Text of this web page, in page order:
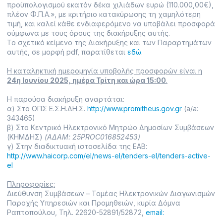
προϋπολογισμού εκατόν δέκα χιλιάδων ευρώ (110.000,00€),
πλέον Φ.Π.Α.», με κριτήριο κατακύρωσης τη χαμηλότερη
τιμή, και καλεί κάθε ενδιαφερόμενο να υποβάλει προσφορά
σύμφωνα με τους όρους της διακήρυξης αυτής.
Το σχετικό κείμενο της Διακήρυξης και των Παραρτημάτων
αυτής, σε μορφή pdf, παρατίθεται εδώ.
Η καταληκτική ημερομηνία υποβολής προσφορών είναι η
24η Ιουνίου 2025, ημέρα Τρίτη και ώρα 15:00.
Η παρούσα διακήρυξη αναρτάται:
α) Στο ΟΠΣ Ε.Σ.Η.ΔΗ.Σ. http://www.promitheus.gov.gr (a/a:
343465)
β) Στο Κεντρικό Ηλεκτρονικό Μητρώο Δημοσίων Συμβάσεων
(ΚΗΜΔΗΣ) (ΑΔΑΜ: 25PROC016852453)
γ) Στην διαδικτυακή ιστοσελίδα της ΕΑΒ:
http://www.haicorp.com/el/news-el/tenders-el/tenders-active-
el
Πληροφορίες:
Διεύθυνση Συμβάσεων – Τομέας Ηλεκτρονικών Διαγωνισμών
Παροχής Υπηρεσιών και Προμηθειών, κυρία Δόμνα
Ραπτοπούλου, Τηλ. 22620-52891/52872, email: